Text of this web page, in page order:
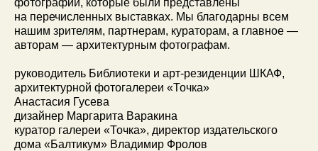
на перечисленных выставках. Мы благодарны всем
нашим зрителям, партнерам, кураторам, а главное —
авторам — архитектурным фотографам.
руководитель Библиотеки и арт-резиденции ШКАФ,
архитектурной фотогалереи «Точка»
Анастасия Гусева
дизайнер Маргарита Варакина
куратор галереи «Точка», директор издательского
дома «Балтикум» Владимир Фролов
По вопросам продажи
изданий
id.balticum@gmail.com
Адрес
190068, Санкт-Петербург,
Б. Морская ул., д. 52, лит. А,
пом. 15Н